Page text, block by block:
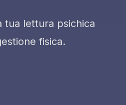
tua lettura psichica
fisica.